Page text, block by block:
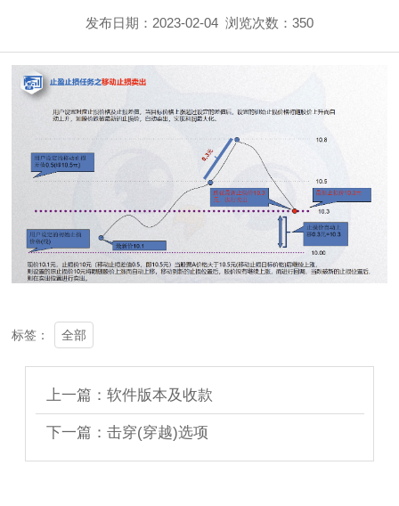
发布日期：2023-02-04 浏览次数：350
标签： 全部
上一篇：软件版本及收款
下一篇：击穿(穿越)选项